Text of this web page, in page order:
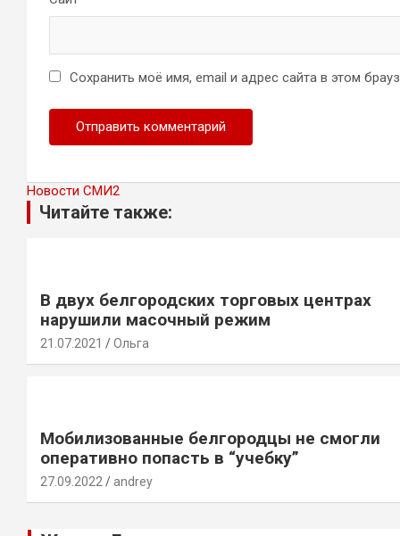
Сохранить моё имя, email и адрес сайта в этом
Новости СМИ2
Читайте также:
В двух белгородских торговых центрах
нарушили масочный режим
21.07.2021 Ольга
Мобилизованные белгородцы не смогли
оперативно попасть в “учебку”
27.09.2022 andrey